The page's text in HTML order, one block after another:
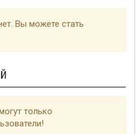
Вы можете стать
только